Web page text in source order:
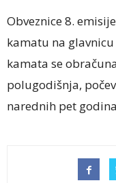
Obveznice 8.
kamatu na
kamata se
polugodišnja,
narednih pet